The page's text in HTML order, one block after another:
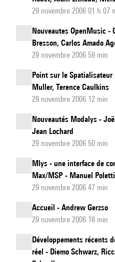
29 novembre 2006 01 h 07
Nouveautes OpenMusic -
Bresson, Carlos Amado
29 novembre 2006 59 min
Point sur le
Muller, Terence Caulkins
29 novembre 2006 12 min
Nouveautés Modalys -
Jean Lochard
29 novembre 2006 50 min
Mlys - une interface de
Max/MSP - Manuel Poletti
29 novembre 2006 47 min
Accueil - Andrew Gerzso
29 novembre 2006 18 min
Développements récents
réel - Diemo Schwarz,